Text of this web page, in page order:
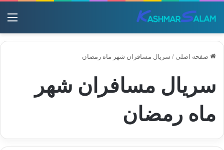
صفحه اصلی / سریال مسافران شهر ماه رمضان
سریال مسافران شهر
ماه رمضان